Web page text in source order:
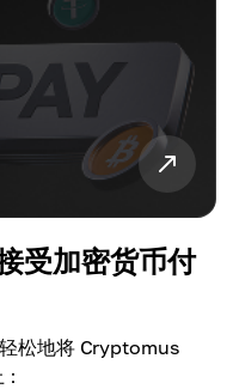
受加密货币付
松地将 Cryptomus